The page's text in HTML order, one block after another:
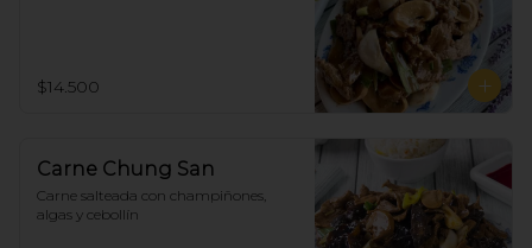
$14.500
Carne Chung San
Carne salteada con champiñones,
algas y cebollín